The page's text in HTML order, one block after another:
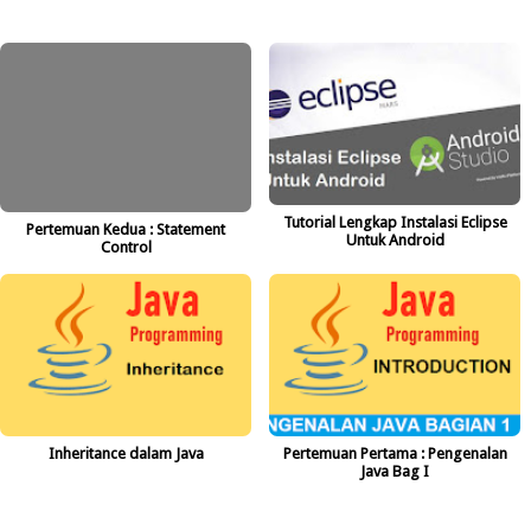
Pertemuan Kedua : Statement
Control
Tutorial Lengkap Instalasi Eclipse
Untuk Android
Inheritance dalam Java
Pertemuan Pertama : Pengenalan
Java Bag I